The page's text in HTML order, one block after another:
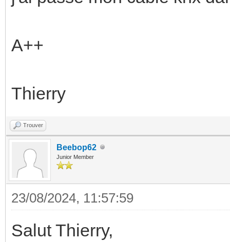
A++
Thierry
Trouver
Beebop62
Junior Member
23/08/2024, 11:57:59
Salut Thierry,